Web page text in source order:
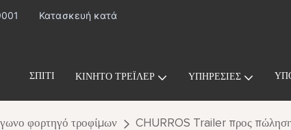
Κατασκευή κατά
ΣΠΊΤΙ ΚΙΝΗΤΌ ΤΡΈΙΛΕΡ ΥΠΗΡΕΣΊΕΣ
φορτηγό τροφίμων CHURROS Trailer προς